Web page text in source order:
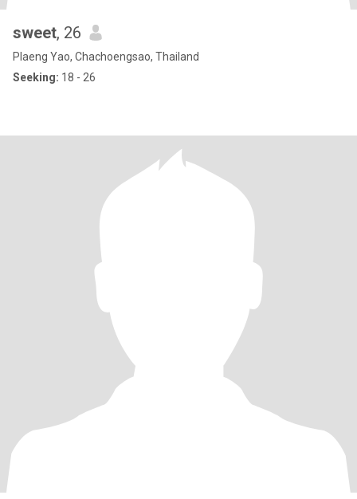
sweet, 26
Plaeng Yao, Chachoengsao, Thailand
Seeking: 18 - 26